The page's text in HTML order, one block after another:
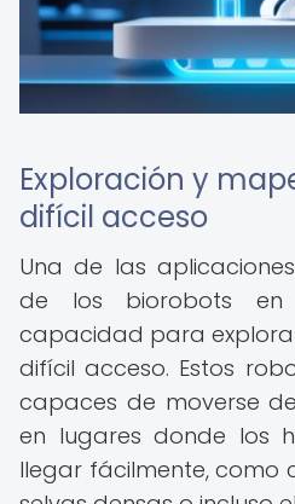
Exploración y
difícil acceso
Una de las
de los biorobots
capacidad para
difícil acceso. Estos
capaces de moverse
en lugares donde los
llegar fácilmente, como